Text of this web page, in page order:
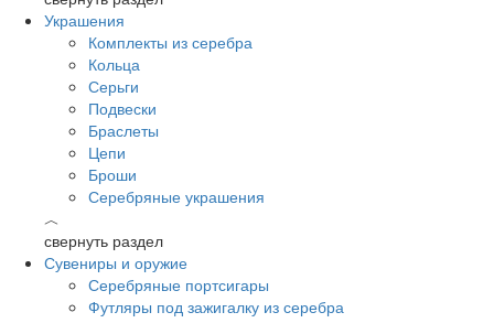
Украшения
Комплекты из серебра
Кольца
Серьги
Подвески
Браслеты
Цепи
Броши
Серебряные украшения
︿
свернуть раздел
Сувениры и оружие
Серебряные портсигары
Футляры под зажигалку из серебра